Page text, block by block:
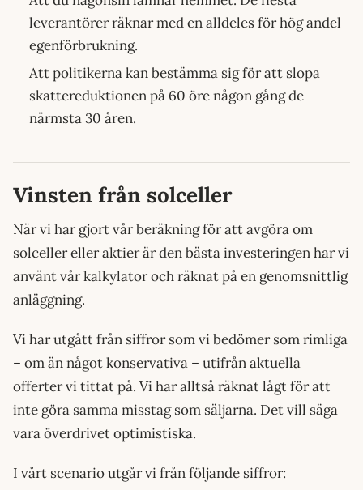
leverantörer räknar med en alldeles för hög andel
egenförbrukning.
Att politikerna kan bestämma sig för att slopa
skattereduktionen på 60 öre någon gång de
närmsta 30 åren.
Vinsten från solceller
När vi har gjort vår beräkning för att avgöra om
solceller eller aktier är den bästa investeringen har vi
använt vår kalkylator och räknat på en genomsnittlig
anläggning.
Vi har utgått från siffror som vi bedömer som rimliga
– om än något konservativa – utifrån aktuella
offerter vi tittat på. Vi har alltså räknat lågt för att
inte göra samma misstag som säljarna. Det vill säga
vara överdrivet optimistiska.
I vårt scenario utgår vi från följande siffror: